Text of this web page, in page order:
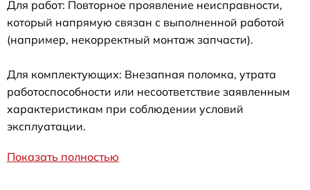
Для работ: Повторное проявление неисправности,
который напрямую связан с выполненной работой
(например, некорректный монтаж запчасти).
Для комплектующих: Внезапная поломка, утрата
работоспособности или несоответствие заявленным
характеристикам при соблюдении условий
эксплуатации.
Показать полностью